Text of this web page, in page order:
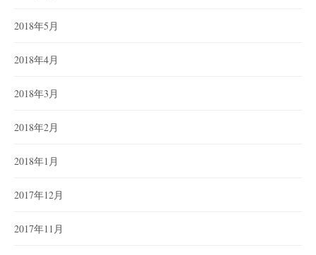
2018年5月
2018年4月
2018年3月
2018年2月
2018年1月
2017年12月
2017年11月